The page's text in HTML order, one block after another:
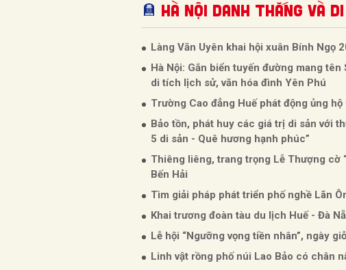
Hà Nội Danh thắng và
Làng Văn Uyên khai hội xuân Bính Ngọ
Hà Nội: Gắn biển tuyến đường mang
di tích lịch sử, văn hóa đình Yên Phú
Trường Cao đẳng Huế phát động ủng
Bảo tồn, phát huy các giá trị di sản với
5 di sản - Quê hương hạnh phúc”
Thiêng liêng, trang trọng Lễ Thượng cờ
Bến Hải
Tìm giải pháp phát triển phố nghề Lãn
Khai trương đoàn tàu du lịch Huế - Đà
Lễ hội “Ngưỡng vọng tiền nhân”, ngày
Linh vật rồng phố núi Lao Bảo có chân